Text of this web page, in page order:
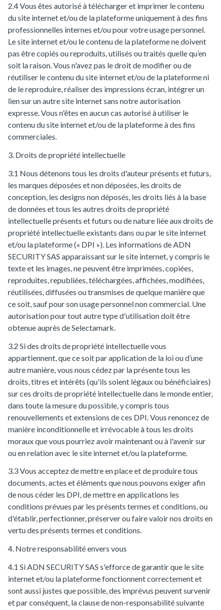
2.4 Vous êtes autorisé à télécharger et imprimer le contenu
du site internet et/ou de la plateforme uniquement à des fins
professionnelles internes et/ou pour votre usage personnel.
Le site internet et/ou le contenu de la plateforme ne doivent
pas être copiés ou reproduits, utilisés ou traités quelle qu’en
soit la raison. Vous n'avez pas le droit de modifier ou de
réutiliser le contenu du site internet et/ou de la plateforme ni
de le reproduire, réaliser des impressions écran, intégrer un
lien sur un autre site internet sans notre autorisation
expresse. Vous n'êtes en aucun cas autorisé à utiliser le
contenu du site internet et/ou de la plateforme à des fins
commerciales.
3. Droits de propriété intellectuelle
3.1 Nous détenons tous les droits d'auteur présents et futurs,
les marques déposées et non déposées, les droits de
conception, les designs non déposés, les droits liés à la base
de données et tous les autres droits de propriété
intellectuelle présents et futurs ou de nature liée aux droits de
propriété intellectuelle existants dans ou par le site internet
et/ou la plateforme (« DPI »). Les informations de ADN
SECURITY SAS apparaissant sur le site internet, y compris le
texte et les images, ne peuvent être imprimées, copiées,
reproduites, republiées, téléchargées, affichées, modifiées,
réutilisées, diffusées ou transmises de quelque manière que
ce soit, sauf pour son usage personnel non commercial. Une
autorisation pour tout autre type d'utilisation doit être
obtenue auprès de Selectamark.
3.2 Si des droits de propriété intellectuelle vous
appartiennent, que ce soit par application de la loi ou d’une
autre manière, vous nous cédez par la présente tous les
droits, titres et intérêts (qu'ils soient légaux ou bénéficiaires)
sur ces droits de propriété intellectuelle dans le monde entier,
dans toute la mesure du possible, y compris tous
renouvellements et extensions de ces DPI. Vous renoncez de
manière inconditionnelle et irrévocable à tous les droits
moraux que vous pourriez avoir maintenant ou à l'avenir sur
ou en relation avec le site internet et/ou la plateforme.
3.3 Vous acceptez de mettre en place et de produire tous
documents, actes et éléments que nous pouvons exiger afin
de nous céder les DPI, de mettre en applications les
conditions prévues par les présents termes et conditions, ou
d'établir, perfectionner, préserver ou faire valoir nos droits en
vertu des présents termes et conditions.
4. Notre responsabilité envers vous
4.1 Si ADN SECURITY SAS s'efforce de garantir que le site
internet et/ou la plateforme fonctionnent correctement et
sont aussi justes que possible, des imprévus peuvent survenir
et par conséquent, la clause de non-responsabilité suivante